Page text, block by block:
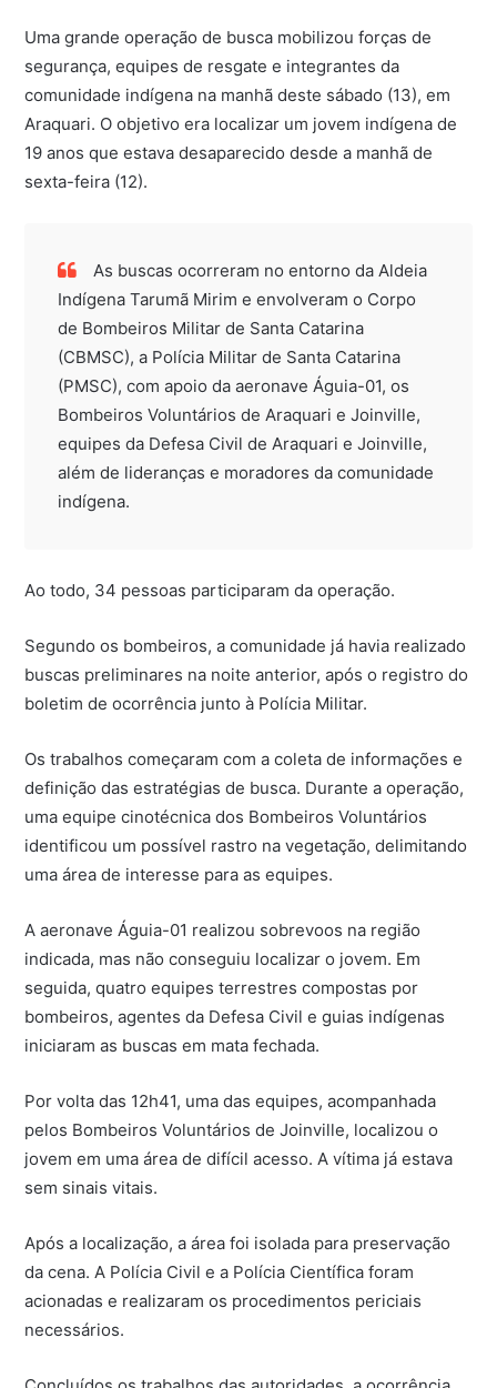
Uma grande operação de busca mobilizou forças de
segurança, equipes de resgate e integrantes da
comunidade indígena na manhã deste sábado (13), em
Araquari. O objetivo era localizar um jovem indígena de
19 anos que estava desaparecido desde a manhã de
sexta-feira (12).
As buscas ocorreram no entorno da Aldeia
Indígena Tarumã Mirim e envolveram o Corpo
de Bombeiros Militar de Santa Catarina
(CBMSC), a Polícia Militar de Santa Catarina
(PMSC), com apoio da aeronave Águia-01, os
Bombeiros Voluntários de Araquari e Joinville,
equipes da Defesa Civil de Araquari e Joinville,
além de lideranças e moradores da comunidade
indígena.
Ao todo, 34 pessoas participaram da operação.
Segundo os bombeiros, a comunidade já havia realizado
buscas preliminares na noite anterior, após o registro do
boletim de ocorrência junto à Polícia Militar.
Os trabalhos começaram com a coleta de informações e
definição das estratégias de busca. Durante a operação,
uma equipe cinotécnica dos Bombeiros Voluntários
identificou um possível rastro na vegetação, delimitando
uma área de interesse para as equipes.
A aeronave Águia-01 realizou sobrevoos na região
indicada, mas não conseguiu localizar o jovem. Em
seguida, quatro equipes terrestres compostas por
bombeiros, agentes da Defesa Civil e guias indígenas
iniciaram as buscas em mata fechada.
Por volta das 12h41, uma das equipes, acompanhada
pelos Bombeiros Voluntários de Joinville, localizou o
jovem em uma área de difícil acesso. A vítima já estava
sem sinais vitais.
Após a localização, a área foi isolada para preservação
da cena. A Polícia Civil e a Polícia Científica foram
acionadas e realizaram os procedimentos periciais
necessários.